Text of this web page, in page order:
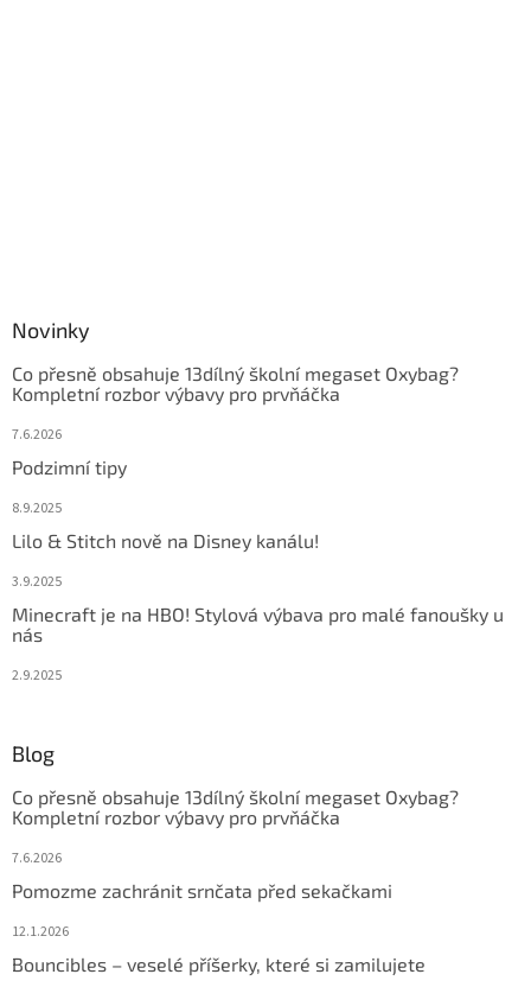
Novinky
Co přesně obsahuje 13dílný školní megaset Oxybag?
Kompletní rozbor výbavy pro prvňáčka
7.6.2026
Podzimní tipy
8.9.2025
Lilo & Stitch nově na Disney kanálu!
3.9.2025
Minecraft je na HBO! Stylová výbava pro malé fanoušky u
nás
2.9.2025
Blog
Co přesně obsahuje 13dílný školní megaset Oxybag?
Kompletní rozbor výbavy pro prvňáčka
7.6.2026
Pomozme zachránit srnčata před sekačkami
12.1.2026
Bouncibles – veselé příšerky, které si zamilujete